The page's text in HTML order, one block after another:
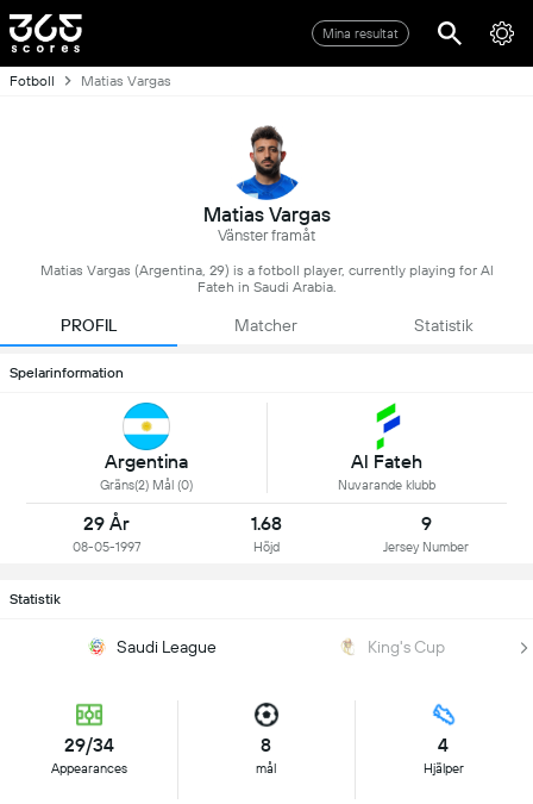
Mina resultat
Fotboll Matias Vargas
Matias Vargas
Vänster framåt
Matias Vargas (Argentina, 29) is a fotboll player, currently playing for Al
Fateh in Saudi Arabia.
PROFIL Matcher Statistik
Spelarinformation
Argentina
Gräns(2) Mål (0)
Al Fateh
Nuvarande klubb
29 År
08-05-1997
1.68
Höjd
9
Jersey Number
Statistik
Saudi League King's Cup
29/34
Appearances
8
mål
4
Hjälper